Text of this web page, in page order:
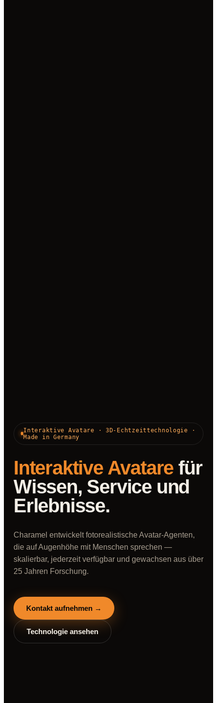
Interaktive Avatare · 3D-Echtzeittechnologie ·
Made in Germany
Interaktive Avatare für
Wissen, Service und
Erlebnisse.
Charamel entwickelt fotorealistische Avatar-Agenten,
die auf Augenhöhe mit Menschen sprechen —
skalierbar, jederzeit verfügbar und gewachsen aus über
25 Jahren Forschung.
Kontakt aufnehmen →
Technologie ansehen